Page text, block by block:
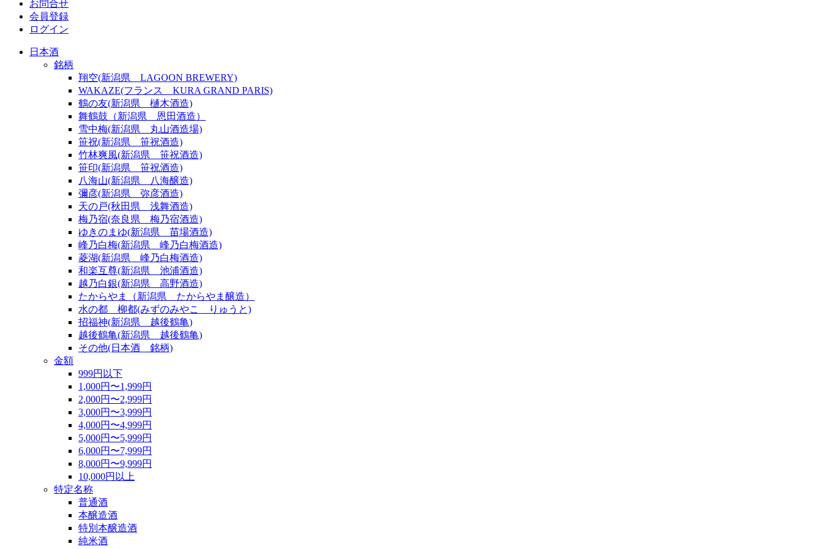
お問合せ
会員登録
ログイン
日本酒
銘柄
翔空(新潟県 LAGOON BREWERY)
WAKAZE(フランス KURA GRAND PARIS)
鶴の友(新潟県 樋木酒造)
舞鶴鼓（新潟県 恩田酒造）
雪中梅(新潟県 丸山酒造場)
笹祝(新潟県 笹祝酒造)
竹林爽風(新潟県 笹祝酒造)
笹印(新潟県 笹祝酒造)
八海山(新潟県 八海醸造)
彌彦(新潟県 弥彦酒造)
天の戸(秋田県 浅舞酒造)
梅乃宿(奈良県 梅乃宿酒造)
ゆきのまゆ(新潟県 苗場酒造)
峰乃白梅(新潟県 峰乃白梅酒造)
菱湖(新潟県 峰乃白梅酒造)
和楽互尊(新潟県 池浦酒造)
越乃白銀(新潟県 高野酒造)
たからやま（新潟県 たからやま醸造）
水の都 柳都(みずのみやこ りゅうと)
招福神(新潟県 越後鶴亀)
越後鶴亀(新潟県 越後鶴亀)
その他(日本酒 銘柄)
金額
999円以下
1,000円〜1,999円
2,000円〜2,999円
3,000円〜3,999円
4,000円〜4,999円
5,000円〜5,999円
6,000円〜7,999円
8,000円〜9,999円
10,000円以上
特定名称
普通酒
本醸造酒
特別本醸造酒
純米酒